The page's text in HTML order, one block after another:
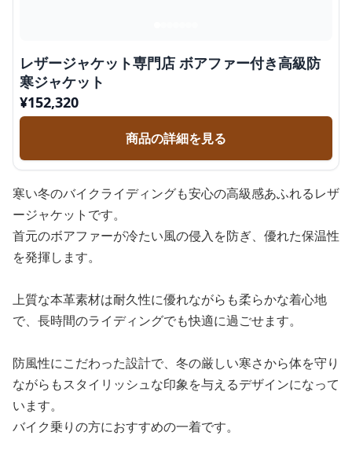
レザージャケット専門店 ボアファー付き高級防
寒ジャケット
¥152,320
商品の詳細を見る
寒い冬のバイクライディングも安心の高級感あふれるレザ
ージャケットです。
首元のボアファーが冷たい風の侵入を防ぎ、優れた保温性
を発揮します。
上質な本革素材は耐久性に優れながらも柔らかな着心地
で、長時間のライディングでも快適に過ごせます。
防風性にこだわった設計で、冬の厳しい寒さから体を守り
ながらもスタイリッシュな印象を与えるデザインになって
います。
バイク乗りの方におすすめの一着です。